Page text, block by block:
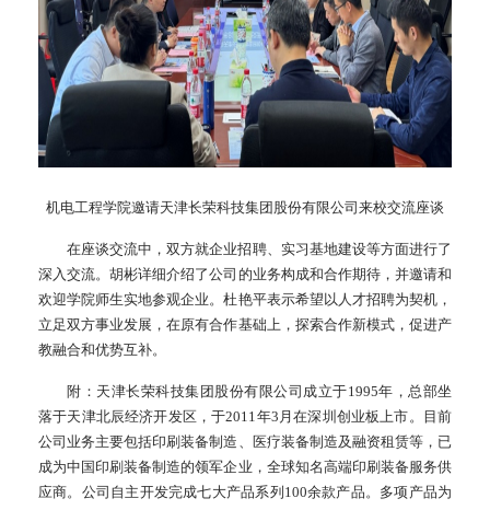
机电工程学院邀请天津长荣科技集团股份有限公司来校交流座谈
在座谈交流中，双方就企业招聘、实习基地建设等方面进行了
深入交流。胡彬详细介绍了公司的业务构成和合作期待，并邀请和
欢迎学院师生实地参观企业。杜艳平表示希望以人才招聘为契机，
立足双方事业发展，在原有合作基础上，探索合作新模式，促进产
教融合和优势互补。
附：天津长荣科技集团股份有限公司成立于1995年，总部坐
落于天津北辰经济开发区，于2011年3月在深圳创业板上市。目前
公司业务主要包括印刷装备制造、医疗装备制造及融资租赁等，已
成为中国印刷装备制造的领军企业，全球知名高端印刷装备服务供
应商。公司自主开发完成七大产品系列100余款产品。多项产品为